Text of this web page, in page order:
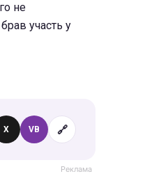
не
участь у
X VB 🔗